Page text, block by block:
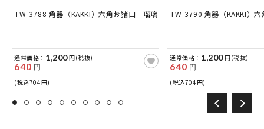
TW-3788 角器（KAKKI）六角お猪口 瑠璃
通常価格：1,200円(税抜)
640 円
(税込704円)
TW-3790 角器（KAKKI）
通常価格：1,200円(税抜)
640 円
(税込704円)